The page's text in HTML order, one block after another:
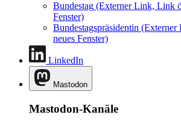
Bundestag (Externer Link, Link
Fenster)
Bundestagspräsidentin (Externer
neues Fenster)
LinkedIn
Mastodon
Mastodon-Kanäle